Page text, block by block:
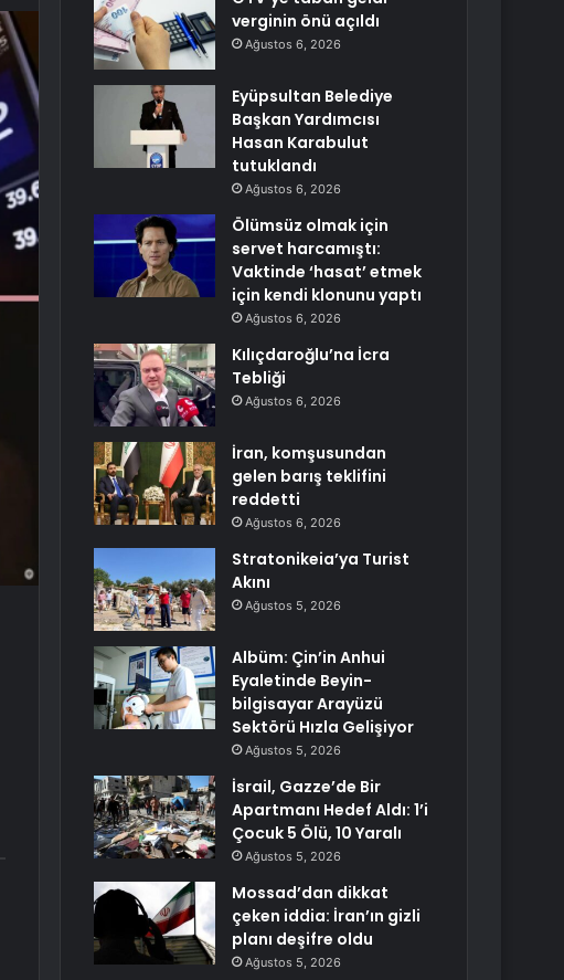
verginin önü açıldı
Ağustos 6, 2026
Eyüpsultan Belediye
Başkan Yardımcısı
Hasan Karabulut
tutuklandı
Ağustos 6, 2026
Ölümsüz olmak için
servet harcamıştı:
Vaktinde ‘hasat’ etmek
için kendi klonunu yaptı
Ağustos 6, 2026
Kılıçdaroğlu’na İcra
Tebliği
Ağustos 6, 2026
İran, komşusundan
gelen barış teklifini
reddetti
Ağustos 6, 2026
Stratonikeia’ya Turist
Akını
Ağustos 5, 2026
Albüm: Çin’in Anhui
Eyaletinde Beyin-
bilgisayar Arayüzü
Sektörü Hızla Gelişiyor
Ağustos 5, 2026
İsrail, Gazze’de Bir
Apartmanı Hedef Aldı: 1’i
Çocuk 5 Ölü, 10 Yaralı
Ağustos 5, 2026
Mossad’dan dikkat
çeken iddia: İran’ın gizli
planı deşifre oldu
Ağustos 5, 2026